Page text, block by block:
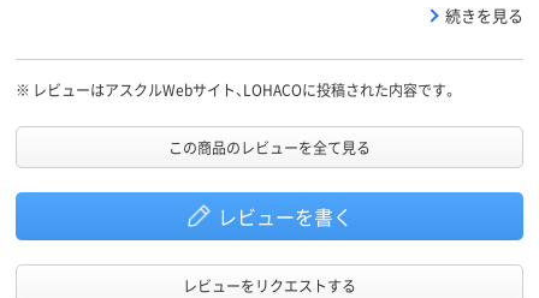
続きを見る
※ レビューはアスクルWebサイト、LOHACOに投稿された内容です。
この商品のレビューを全て見る
レビューを書く
レビューをリクエストする